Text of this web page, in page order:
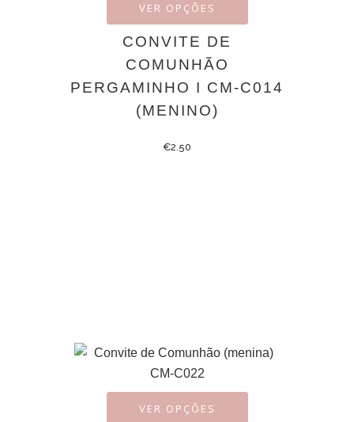
VER OPÇÕES
CONVITE DE
COMUNHÃO
PERGAMINHO I CM-C014
(MENINO)
€2.50
VER OPÇÕES